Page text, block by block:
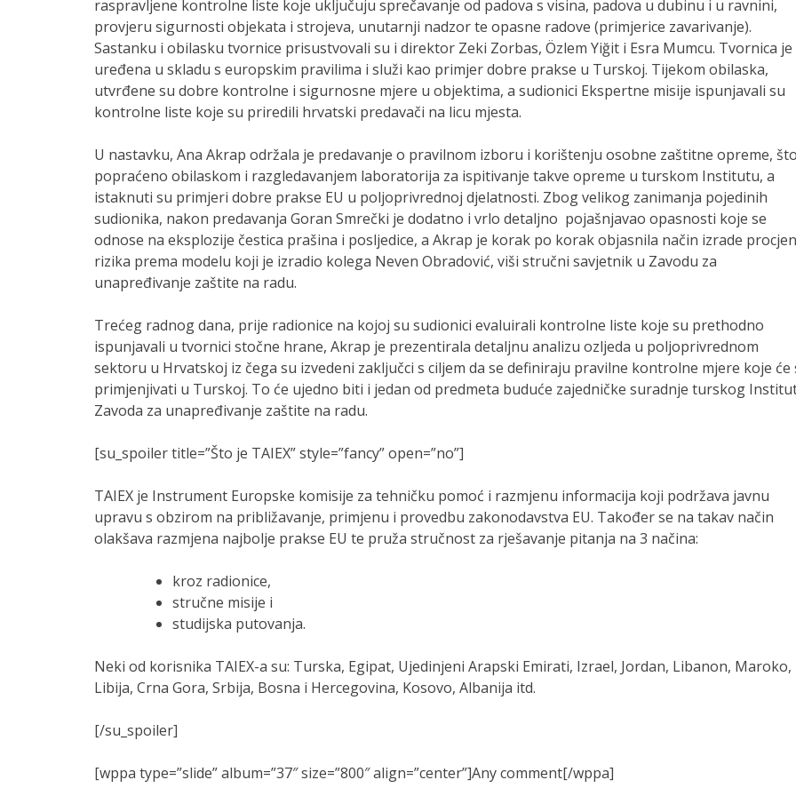
raspravljene kontrolne liste koje uključuju sprečavanje od padova s visina, padova u dubinu i u ravnini,
provjeru sigurnosti objekata i strojeva, unutarnji nadzor te opasne radove (primjerice zavarivanje).
Sastanku i obilasku tvornice prisustvovali su i direktor Zeki Zorbas, Özlem Yiğit i Esra Mumcu. Tvornica je
uređena u skladu s europskim pravilima i služi kao primjer dobre prakse u Turskoj. Tijekom obilaska,
utvrđene su dobre kontrolne i sigurnosne mjere u objektima, a sudionici Ekspertne misije ispunjavali su
kontrolne liste koje su priredili hrvatski predavači na licu mjesta.
U nastavku, Ana Akrap održala je predavanje o pravilnom izboru i korištenju osobne zaštitne opreme,
popraćeno obilaskom i razgledavanjem laboratorija za ispitivanje takve opreme u turskom Institutu, a
istaknuti su primjeri dobre prakse EU u poljoprivrednoj djelatnosti. Zbog velikog zanimanja pojedinih
sudionika, nakon predavanja Goran Smrečki je dodatno i vrlo detaljno pojašnjavao opasnosti koje se
odnose na eksplozije čestica prašina i posljedice, a Akrap je korak po korak objasnila način izrade
rizika prema modelu koji je izradio kolega Neven Obradović, viši stručni savjetnik u Zavodu za
unapređivanje zaštite na radu.
Trećeg radnog dana, prije radionice na kojoj su sudionici evaluirali kontrolne liste koje su prethodno
ispunjavali u tvornici stočne hrane, Akrap je prezentirala detaljnu analizu ozljeda u poljoprivrednom
sektoru u Hrvatskoj iz čega su izvedeni zaključci s ciljem da se definiraju pravilne kontrolne mjere koje će
primjenjivati u Turskoj. To će ujedno biti i jedan od predmeta buduće zajedničke suradnje turskog
Zavoda za unapređivanje zaštite na radu.
[su_spoiler title=”Što je TAIEX” style=”fancy” open=”no”]
TAIEX je Instrument Europske komisije za tehničku pomoć i razmjenu informacija koji podržava javnu
upravu s obzirom na približavanje, primjenu i provedbu zakonodavstva EU. Također se na takav način
olakšava razmjena najbolje prakse EU te pruža stručnost za rješavanje pitanja na 3 načina:
kroz radionice,
stručne misije i
studijska putovanja.
Neki od korisnika TAIEX-a su: Turska, Egipat, Ujedinjeni Arapski Emirati, Izrael, Jordan, Libanon, Maroko,
Libija, Crna Gora, Srbija, Bosna i Hercegovina, Kosovo, Albanija itd.
[/su_spoiler]
[wppa type=”slide” album=”37″ size=”800″ align=”center”]Any comment[/wppa]